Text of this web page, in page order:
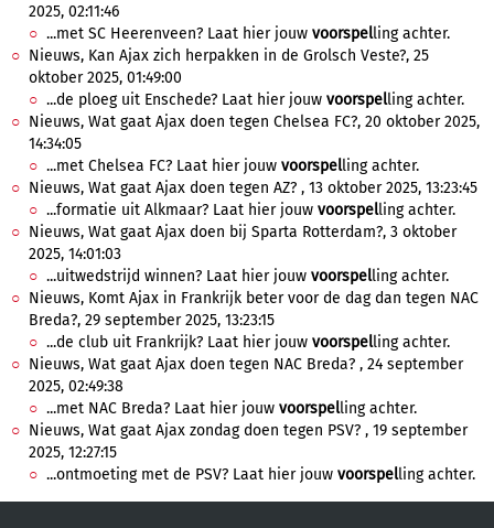
2025, 02:11:46
...met SC Heerenveen? Laat hier jouw voorspelling achter.
Nieuws, Kan Ajax zich herpakken in de Grolsch Veste?, 25
oktober 2025, 01:49:00
...de ploeg uit Enschede? Laat hier jouw voorspelling achter.
Nieuws, Wat gaat Ajax doen tegen Chelsea FC?, 20 oktober 2025,
14:34:05
...met Chelsea FC? Laat hier jouw voorspelling achter.
Nieuws, Wat gaat Ajax doen tegen AZ? , 13 oktober 2025, 13:23:45
...formatie uit Alkmaar? Laat hier jouw voorspelling achter.
Nieuws, Wat gaat Ajax doen bij Sparta Rotterdam?, 3 oktober
2025, 14:01:03
...uitwedstrijd winnen? Laat hier jouw voorspelling achter.
Nieuws, Komt Ajax in Frankrijk beter voor de dag dan tegen NAC
Breda?, 29 september 2025, 13:23:15
...de club uit Frankrijk? Laat hier jouw voorspelling achter.
Nieuws, Wat gaat Ajax doen tegen NAC Breda? , 24 september
2025, 02:49:38
...met NAC Breda? Laat hier jouw voorspelling achter.
Nieuws, Wat gaat Ajax zondag doen tegen PSV? , 19 september
2025, 12:27:15
...ontmoeting met de PSV? Laat hier jouw voorspelling achter.